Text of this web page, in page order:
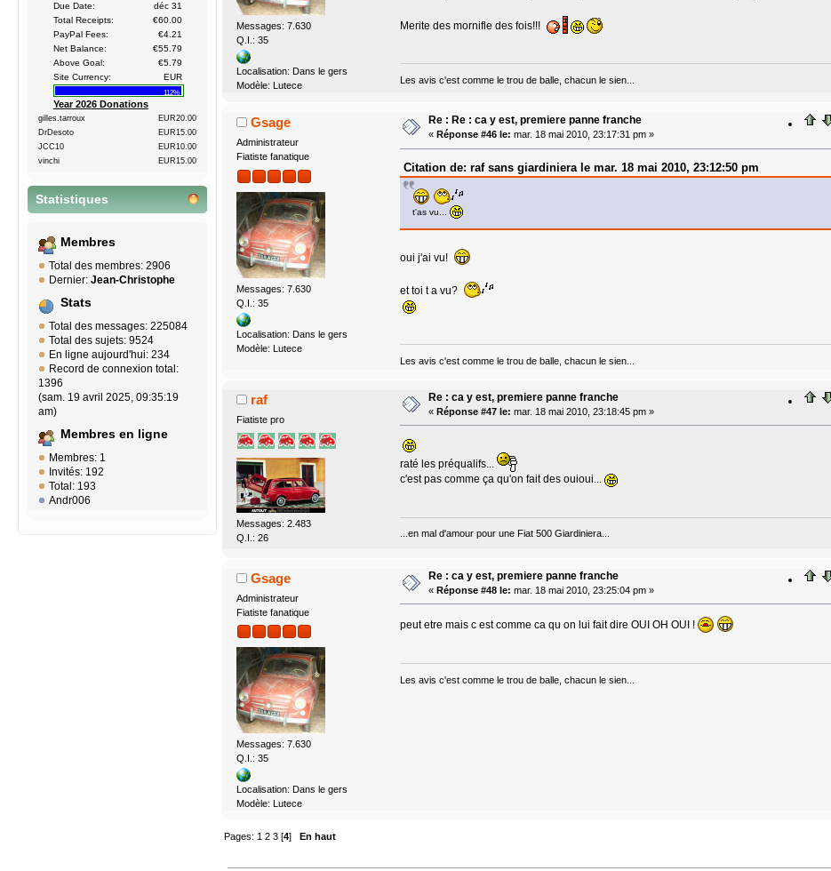
Due Date:
déc 31
Total Receipts:
€60.00
PayPal Fees:
€4.21
Net Balance:
€55.79
Above Goal:
€5.79
Site Currency:
EUR
112%
Year 2026 Donations
gilles.tarroux
EUR20.00
DrDesoto
EUR15.00
JCC10
EUR10.00
vinchi
EUR15.00
Statistiques
Membres
Total des membres: 2906
Dernier: Jean-Christophe
Stats
Total des messages: 225084
Total des sujets: 9524
En ligne aujourd'hui: 234
Record de connexion total:
1396
(sam. 19 avril 2025, 09:35:19
am)
Membres en ligne
Membres: 1
Invités: 192
Total: 193
Andr006
Messages: 7.630
Q.I.: 35
Localisation: Dans le gers
Modèle: Lutece
Merite des mornifle des fois!!!
Les avis c'est comme le trou de balle, chacun le sien...
Gsage
Administrateur
Fiatiste fanatique
Messages: 7.630
Q.I.: 35
Localisation: Dans le gers
Modèle: Lutece
Re : Re : ca y est, premiere panne franche
« Réponse #46 le: mar. 18 mai 2010, 23:17:31 pm »
Citation de: raf sans giardiniera le mar. 18 mai 2010, 23:12:50 pm
t'as vu...
oui j'ai vu!
et toi t a vu?
Les avis c'est comme le trou de balle, chacun le sien...
raf
Fiatiste pro
Messages: 2.483
Q.I.: 26
Re : ca y est, premiere panne franche
« Réponse #47 le: mar. 18 mai 2010, 23:18:45 pm »
raté les préqualifs...
c'est pas comme ça qu'on fait des ouioui...
...en mal d'amour pour une Fiat 500 Giardiniera...
Gsage
Administrateur
Fiatiste fanatique
Messages: 7.630
Q.I.: 35
Localisation: Dans le gers
Modèle: Lutece
Re : ca y est, premiere panne franche
« Réponse #48 le: mar. 18 mai 2010, 23:25:04 pm »
peut etre mais c est comme ca qu on lui fait dire OUI OH OUI !
Les avis c'est comme le trou de balle, chacun le sien...
Pages: 1 2 3 [4]
En haut